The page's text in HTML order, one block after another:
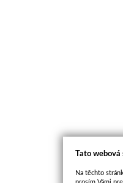
Tato webová
Na těchto